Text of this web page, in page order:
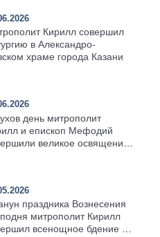
Кирилл совершил
в Александро-
храме города Казани
день митрополит
и епископ Мефодий
великое освящение
праздника Вознесения
митрополит Кирилл
всенощное бдение в